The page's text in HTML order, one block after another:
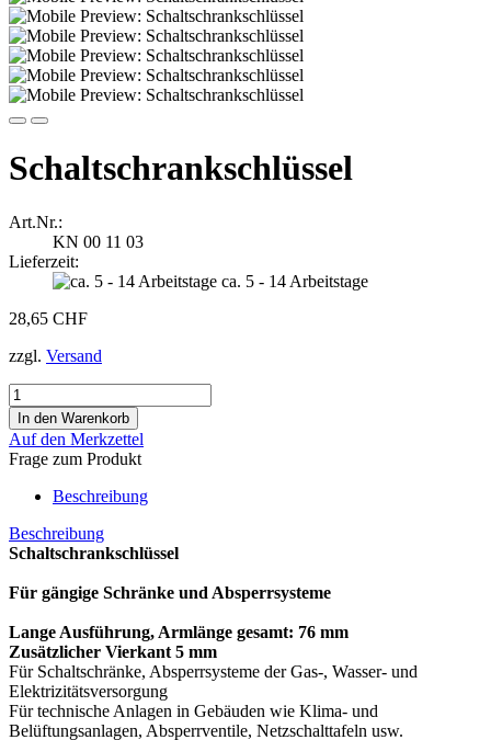
Schaltschrankschlüssel
Art.Nr.:
KN 00 11 03
Lieferzeit:
ca. 5 - 14 Arbeitstage
28,65 CHF
zzgl. Versand
Auf den Merkzettel
Frage zum Produkt
Beschreibung
Beschreibung
Schaltschrankschlüssel
Für gängige Schränke und Absperrsysteme
Lange Ausführung, Armlänge gesamt: 76 mm
Zusätzlicher Vierkant 5 mm
Für Schaltschränke, Absperrsysteme der Gas-, Wasser- und
Elektrizitätsversorgung
Für technische Anlagen in Gebäuden wie Klima- und
Belüftungsanlagen, Absperrventile, Netzschalttafeln usw.